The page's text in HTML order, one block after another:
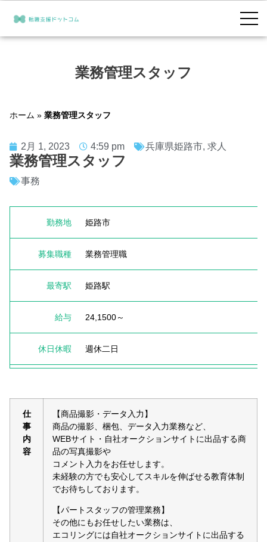
業務管理スタッフ
ホーム » 業務管理スタッフ
2月 1, 2023 4:59 pm 兵庫県姫路市, 求人
業務管理スタッフ
事務
勤務地 姫路市
募集職種 業務管理職
最寄駅 姫路駅
給与 24,1500～
休日休暇 週休二日
仕
事
内
容
【商品撮影・データ入力】
商品の撮影、梱包、データ入力業務など、
WEBサイト・自社オークションサイトに出品する商
品の写真撮影や
コメント入力をお任せします。
未経験の方でも安心してスキルを伸ばせる教育体制
でお待ちしております。
【パートスタッフの管理業務】
その他にもお任せしたい業務は、
エコリングには自社オークションサイトに出品する